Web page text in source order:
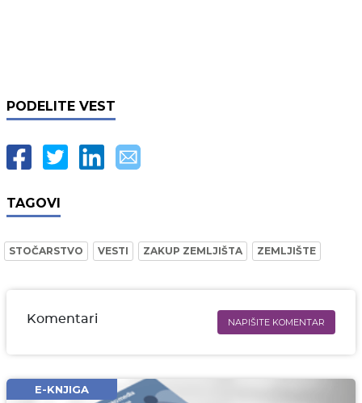
PODELITE VEST
TAGOVI
STOČARSTVO VESTI ZAKUP ZEMLJIŠTA ZEMLJIŠTE
Komentari NAPIŠITE KOMENTAR
Email* obavezno
E-KNJIGA